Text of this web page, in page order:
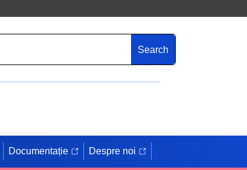
Search
Documentație Despre noi